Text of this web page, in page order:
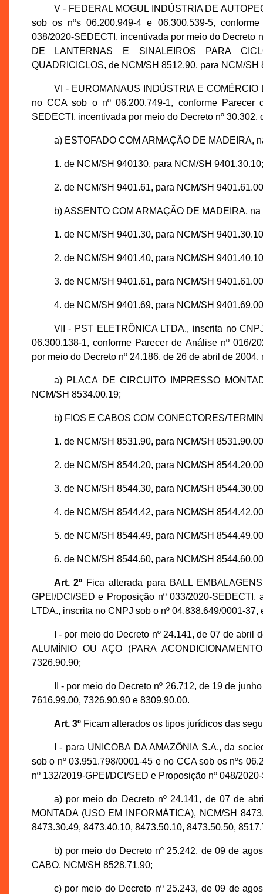
V - FEDERAL MOGUL INDÚSTRIA DE
sob os nºs 06.200.949-4 e 06.300.539-5,
038/2020-SEDECTI, incentivada por meio do Decreto
DE LANTERNAS E SINALEIROS PARA
QUADRICICLOS, de NCM/SH 8512.90, para NCM/SH
VI - EUROMANAUS INDÚSTRIA E
no CCA sob o nº 06.200.749-1, conforme Parecer
SEDECTI, incentivada por meio do Decreto nº
a) ESTOFADO COM ARMAÇÃO DE MADEIRA,
1. de NCM/SH 940130, para NCM/SH 9401.30.10;
2. de NCM/SH 9401.61, para NCM/SH
b) ASSENTO COM ARMAÇÃO DE MADEIRA, na
1. de NCM/SH 9401.30, para NCM/SH
2. de NCM/SH 9401.40, para NCM/SH
3. de NCM/SH 9401.61, para NCM/SH
4. de NCM/SH 9401.69, para NCM/SH
VII - PST ELETRÔNICA LTDA., inscrita no
06.300.138-1, conforme Parecer de Análise nº 016/
por meio do Decreto nº 24.186, de 26 de abril de
a) PLACA DE CIRCUITO IMPRESSO
NCM/SH 8534.00.19;
b) FIOS E CABOS COM CONECTORES/
1. de NCM/SH 8531.90, para NCM/SH
2. de NCM/SH 8544.20, para NCM/SH
3. de NCM/SH 8544.30, para NCM/SH
4. de NCM/SH 8544.42, para NCM/SH
5. de NCM/SH 8544.49, para NCM/SH
6. de NCM/SH 8544.60, para NCM/SH
Art. 2º Fica alterada para BALL
GPEI/DCI/SED e Proposição nº 033/2020-
LTDA., inscrita no CNPJ sob o nº 04.838.649/0001-
I - por meio do Decreto nº 24.141, de 07 de
ALUMÍNIO OU AÇO (PARA
7326.90.90;
II - por meio do Decreto nº 26.712, de 19 de
7616.99.00, 7326.90.90 e 8309.90.00.
Art. 3ºFicam alterados os tipos jurídicos das
I - para UNICOBA DA AMAZÔNIA S.A., da
sob o nº 03.951.798/0001-45 e no CCA sob os nºs
nº 132/2019-GPEI/DCI/SED e Proposição nº 048/
a) por meio do Decreto nº 24.141, de 07 de
MONTADA (USO EM INFORMÁTICA), NCM/SH
8473.30.49, 8473.40.10, 8473.50.10, 8473.50.50,
b) por meio do Decreto nº 25.242, de 09 de
CABO, NCM/SH 8528.71.90;
c) por meio do Decreto nº 25.243, de 09 de